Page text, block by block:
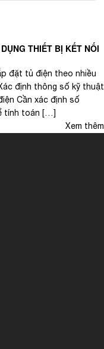
THIẾT BỊ KẾT NỐI
đặt tủ điện theo nhiều
định thông số kỹ thuật
Cần xác định số
tính toán […]
Xem thêm